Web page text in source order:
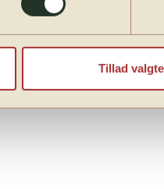
Tillad valgte
og fantasifulde figurer.